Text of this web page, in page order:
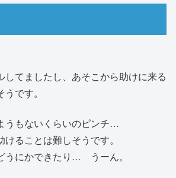
してましたし、あそこから助けに来る
です。
うもないくらいのピンチ…
ることは難しそうです。
うにかできたり… うーん。